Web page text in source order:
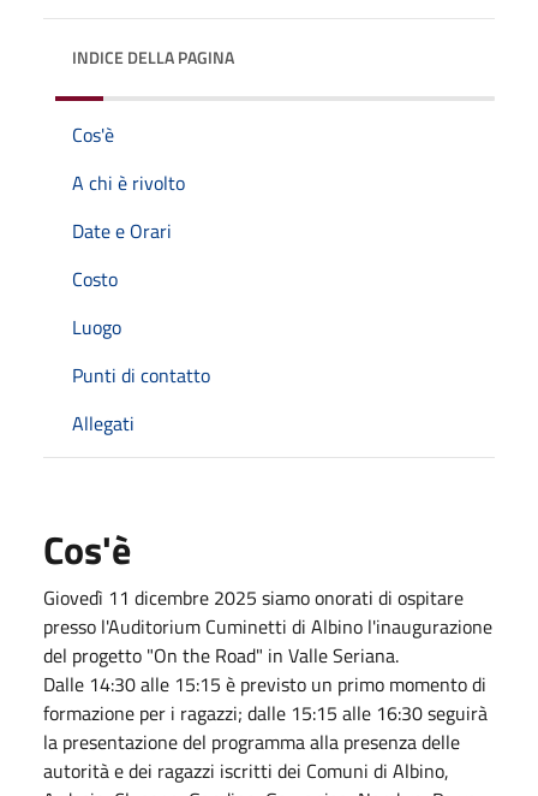
INDICE DELLA PAGINA
Cos'è
A chi è rivolto
Date e Orari
Costo
Luogo
Punti di contatto
Allegati
Cos'è
Giovedì 11 dicembre 2025 siamo onorati di ospitare
presso l'Auditorium Cuminetti di Albino l'inaugurazione
del progetto "On the Road" in Valle Seriana.
Dalle 14:30 alle 15:15 è previsto un primo momento di
formazione per i ragazzi; dalle 15:15 alle 16:30 seguirà
la presentazione del programma alla presenza delle
autorità e dei ragazzi iscritti dei Comuni di Albino,